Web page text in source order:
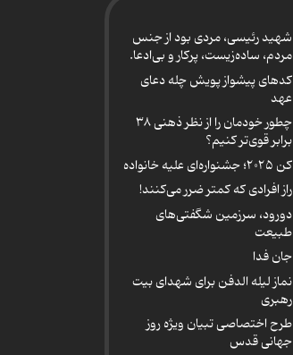
شهید رئیسی، مردی بود از جنس
مردم، ساده‌زیست، پرکار و بی‌ادعا.
کدهای پیشواز پویش چله دعای
عهد
چطور خودمان را از نظر ذهنی ۳۸
برابر قوی‌تر کنیم؟
کن ۲۰۲۵؛ جشنواره‌ای علیه خانواده
راز افرادی که کمتر ضرر می‌کنند!
دورود، سرزمین شگفتی‌های
طبیعت
جان فدا
نماز لیله الدفن برای شهدای بیت
رهبری
طرح اختصاصی تبیان ویژه روز
جهانی قدس